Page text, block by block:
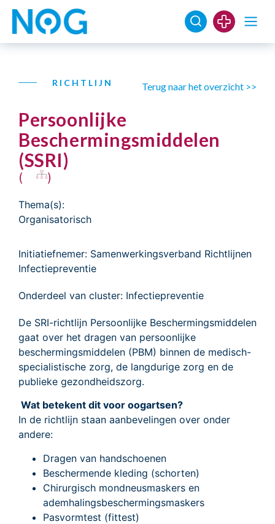
RICHTLIJN Terug naar het overzicht >>
Persoonlijke
Beschermingsmiddelen
(SSRI)
( )
Thema(s):
Organisatorisch
Initiatiefnemer: Samenwerkingsverband Richtlijnen
Infectiepreventie
Onderdeel van cluster: Infectiepreventie
De SRI-richtlijn Persoonlijke Beschermingsmiddelen
gaat over het dragen van persoonlijke
beschermingsmiddelen (PBM) binnen de medisch-
specialistische zorg, de langdurige zorg en de
publieke gezondheidszorg.
Wat betekent dit voor oogartsen?
In de richtlijn staan aanbevelingen over onder
andere:
Dragen van handschoenen
Beschermende kleding (schorten)
Chirurgisch mondneusmaskers en
ademhalingsbeschermingsmaskers
Pasvormtest (fittest)